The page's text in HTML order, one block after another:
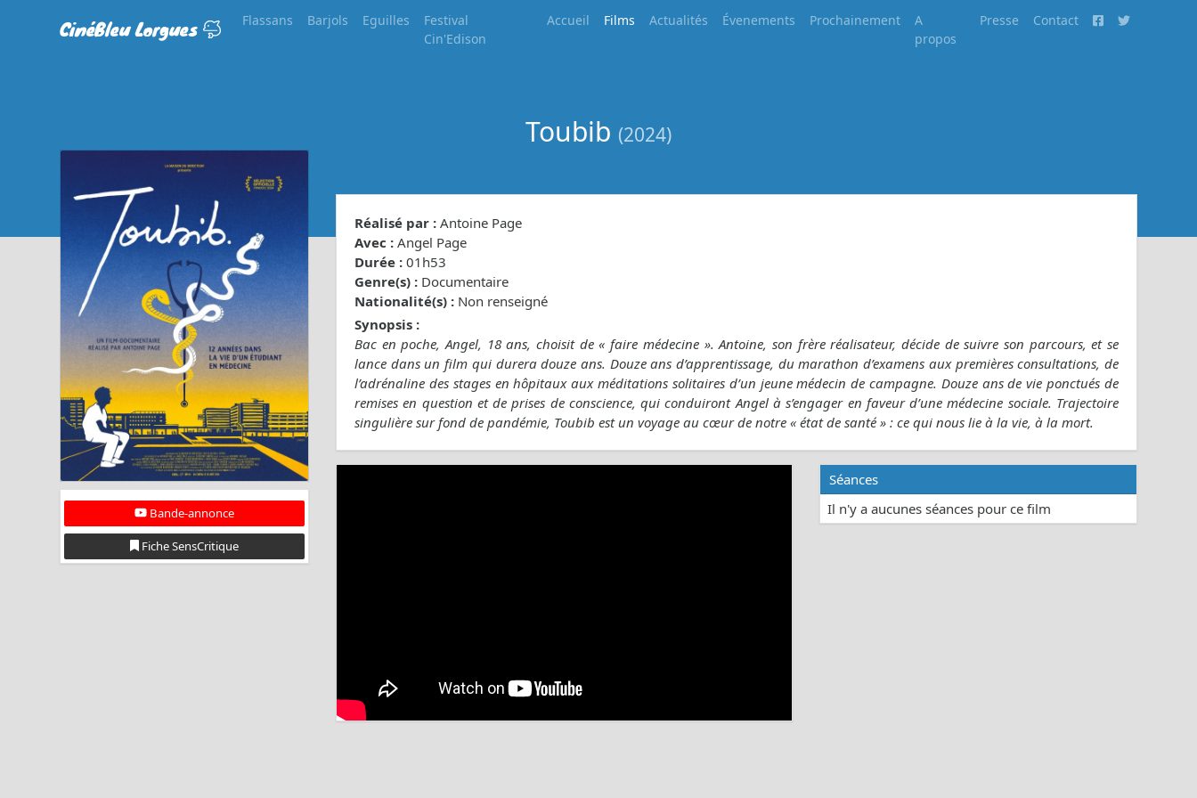
CinéBleu Lorgues Flassans Barjols Eguilles
Festival
Cin'Edison
Accueil Films Actualités Évenements Prochainement
A
propos
Presse Contact
Toubib (2024)
Bande-annonce
Fiche SensCritique
Réalisé par : Antoine Page
Avec : Angel Page
Durée : 01h53
Genre(s) : Documentaire
Nationalité(s) : Non renseigné
Synopsis :
Bac en poche, Angel, 18 ans, choisit de « faire médecine ». Antoine, son frère réalisateur, décide de suivre son parcours, et se
lance dans un film qui durera douze ans. Douze ans d’apprentissage, du marathon d’examens aux premières consultations, de
l’adrénaline des stages en hôpitaux aux méditations solitaires d’un jeune médecin de campagne. Douze ans de vie ponctués de
remises en question et de prises de conscience, qui conduiront Angel à s’engager en faveur d’une médecine sociale. Trajectoire
singulière sur fond de pandémie, Toubib est un voyage au cœur de notre « état de santé » : ce qui nous lie à la vie, à la mort.
Séances
Il n'y a aucunes séances pour ce film